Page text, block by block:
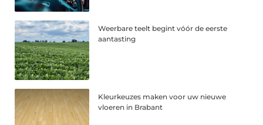
Weerbare teelt begint vóór de eerste
aantasting
Kleurkeuzes maken voor uw nieuwe
vloeren in Brabant